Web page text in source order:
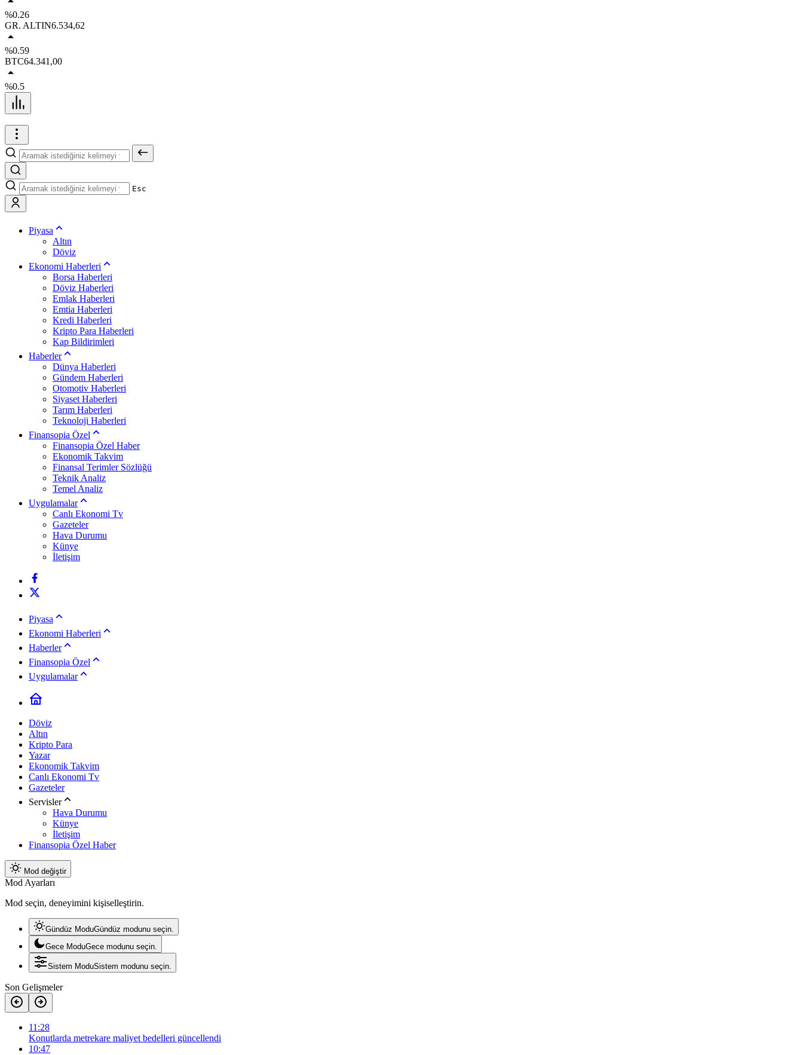
%0.26
GR. ALTIN6.534,62
%0.59
BTC64.341,00
%0.5
Esc
Piyasa
Altın
Döviz
Ekonomi Haberleri
Borsa Haberleri
Döviz Haberleri
Emlak Haberleri
Emtia Haberleri
Kredi Haberleri
Kripto Para Haberleri
Kap Bildirimleri
Haberler
Dünya Haberleri
Gündem Haberleri
Otomotiv Haberleri
Siyaset Haberleri
Tarım Haberleri
Teknoloji Haberleri
Finansopia Özel
Finansopia Özel Haber
Ekonomik Takvim
Finansal Terimler Sözlüğü
Teknik Analiz
Temel Analiz
Uygulamalar
Canlı Ekonomi Tv
Gazeteler
Hava Durumu
Künye
İletişim
Piyasa
Ekonomi Haberleri
Haberler
Finansopia Özel
Uygulamalar
Döviz
Altın
Kripto Para
Yazar
Ekonomik Takvim
Canlı Ekonomi Tv
Gazeteler
Servisler
Hava Durumu
Künye
İletişim
Finansopia Özel Haber
Mod değiştir
Mod Ayarları
Mod seçin, deneyimini kişiselleştirin.
Gündüz ModuGündüz modunu seçin.
Gece ModuGece modunu seçin.
Sistem ModuSistem modunu seçin.
Son Gelişmeler
11:28
Konutlarda metrekare maliyet bedelleri güncellendi
10:47